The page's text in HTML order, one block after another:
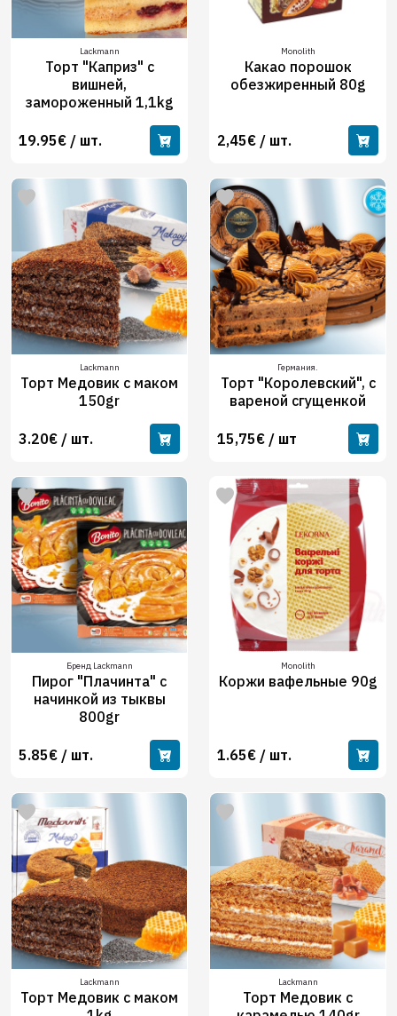
Lackmann
Торт "Каприз" с
вишней,
замороженный 1,1kg
19.95€ / шт.
Monolith
Какао порошок
обезжиренный 80g
2,45€ / шт.
Lackmann
Торт Медовик с маком
150gr
3.20€ / шт.
Германия.
Торт "Королевский", с
вареной сгущенкой
15,75€ / шт
Бренд Lackmann
Пирог "Плачинта" с
начинкой из тыквы
800gr
5.85€ / шт.
Monolith
Коржи вафельные 90g
1.65€ / шт.
Lackmann
Торт Медовик с маком
Lackmann
Торт Медовик с